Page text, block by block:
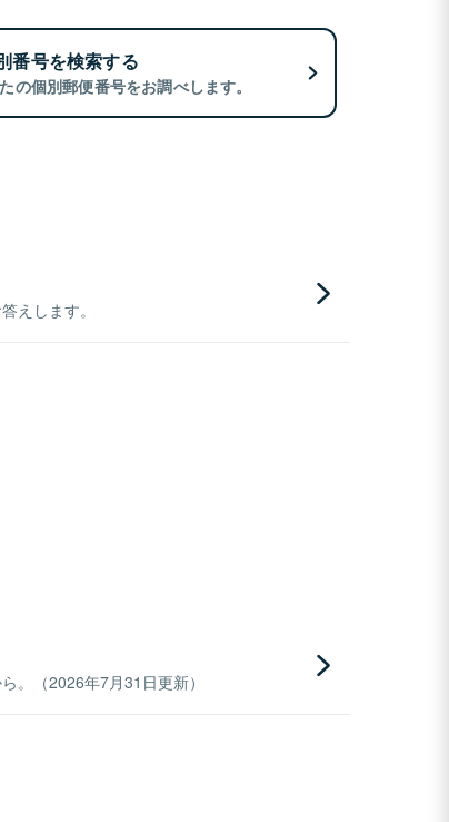
番号を検索する
の個別郵便番号をお調べします。
えします。
。（2026年7月31日更新）